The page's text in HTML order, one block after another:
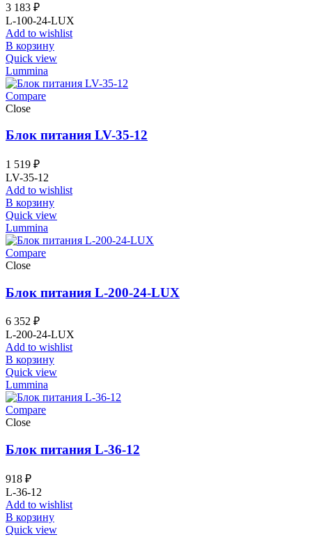
3 183 ₽
L-100-24-LUX
Add to wishlist
В корзину
Quick view
Lummina
Compare
Close
Блок питания LV-35-12
1 519 ₽
LV-35-12
Add to wishlist
В корзину
Quick view
Lummina
Compare
Close
Блок питания L-200-24-LUX
6 352 ₽
L-200-24-LUX
Add to wishlist
В корзину
Quick view
Lummina
Compare
Close
Блок питания L-36-12
918 ₽
L-36-12
Add to wishlist
В корзину
Quick view